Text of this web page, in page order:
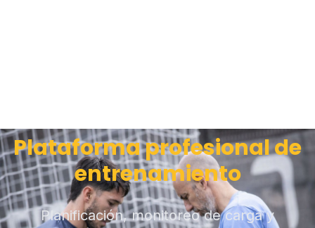
Plataforma profesional de
entrenamiento
Planificación, monitoreo de carga y